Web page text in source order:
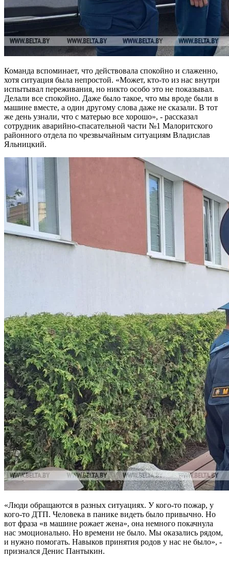
Команда вспоминает, что действовала спокойно и слаженно,
хотя ситуация была непростой. «Может, кто-то из нас внутри
испытывал переживания, но никто особо это не показывал.
Делали все спокойно. Даже было такое, что мы вроде были в
машине вместе, а один другому слова даже не сказали. В тот
же день узнали, что с матерью все хорошо», - рассказал
сотрудник аварийно-спасательной части №1 Малоритского
районного отдела по чрезвычайным ситуациям Владислав
Яльницкий.
«Люди обращаются в разных ситуациях. У кого-то пожар, у
кого-то ДТП. Человека в панике видеть было привычно. Но
вот фраза «в машине рожает жена», она немного покачнула
нас эмоционально. Но времени не было. Мы оказались рядом,
и нужно помогать. Навыков принятия родов у нас не было», -
признался Денис Пантыкин.